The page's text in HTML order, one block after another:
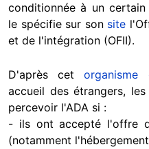
conditionnée à un
le spécifie sur son site
et de l'intégration (OFII).
D'après cetorganisme
accueil des étrangers,
percevoir l'ADA si :
- ils ont accepté l'offre
(notamment